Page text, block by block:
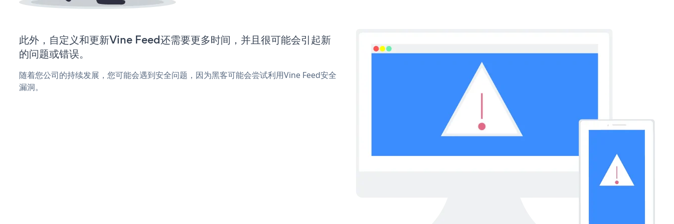
此外，自定义和更新Vine Feed还需要更多时间，并且很可能会引起新
的问题或错误。
随着您公司的持续发展，您可能会遇到安全问题，因为黑客可能会尝试利用Vine Feed安全
漏洞。